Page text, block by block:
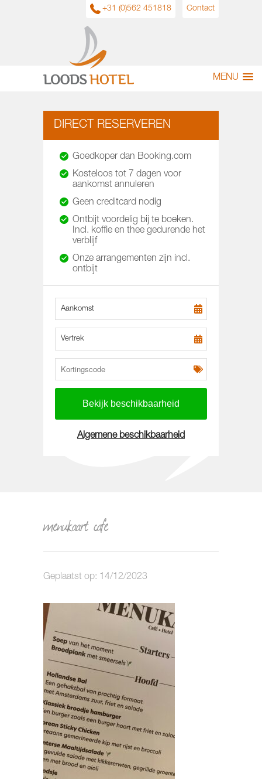
MENU
+31 (0)562 451818 Contact
DIRECT RESERVEREN
Goedkoper dan Booking.com
Kosteloos tot 7 dagen voor
aankomst annuleren
Geen creditcard nodig
Ontbijt voordelig bij te boeken.
Incl. koffie en thee gedurende het
verblijf
Onze arrangementen zijn incl.
ontbijt
Aankomst
Vertrek
Algemene beschikbaarheid
menukaart cafe
Geplaatst op: 14/12/2023